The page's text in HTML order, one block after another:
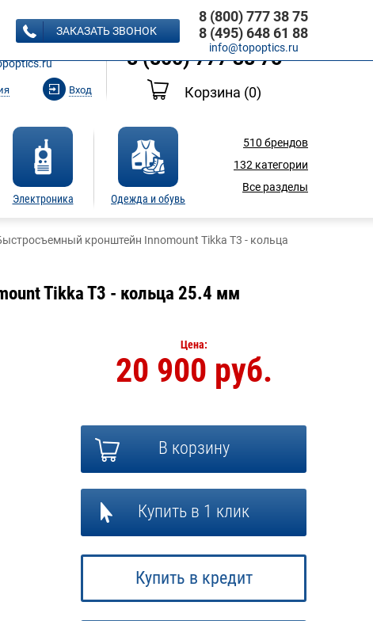
ЗВОНОК
Вход
8 (495) 648 61 88
8 (800) 777 38 75
Корзина (0)
Электроника Одежда и обувь
510 брендов
132 категории
Все разделы
ЗАКАЗАТЬ ЗВОНОК
8 (800) 777 38 75
8 (495) 648 61 88
info@topoptics.ru
кронштейн Innomount Tikka T3 - кольца
Tikka T3 - кольца 25.4 мм
Цена:
20 900 руб.
В корзину
Купить в 1 клик
Купить в кредит